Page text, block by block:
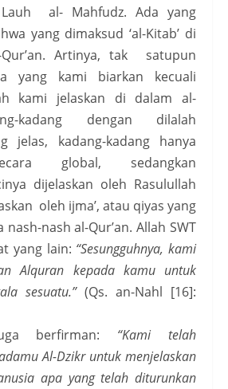
al- Mahfudz. Ada yang
yang dimaksud ‘al-Kitab’ di
Artinya, tak satupun
yang kami biarkan kecuali
kami jelaskan di dalam al-
kadang dengan dilalah
jelas, kadang-kadang hanya
global, sedangkan
dijelaskan oleh Rasulullah
oleh ijma’, atau qiyas yang
nash al-Qur’an. Allah SWT
yang lain: “Sesungguhnya, kami
Alquran kepada kamu untuk
sesuatu.”(Qs. an-Nahl [16]:
berfirman: “Kami telah
Al-Dzikr untuk menjelaskan
apa yang telah diturunkan